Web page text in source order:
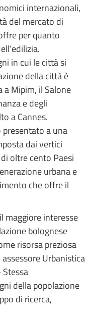
internazionali,
del mercato di
per quanto
in cui le città si
della città è
a Mipim, il Salone
e degli
a Cannes.
a una
dai vertici
oltre cento Paesi
urbana e
che offre il
maggiore interesse
bolognese
risorsa preziosa
Urbanistica
della popolazione
di ricerca,